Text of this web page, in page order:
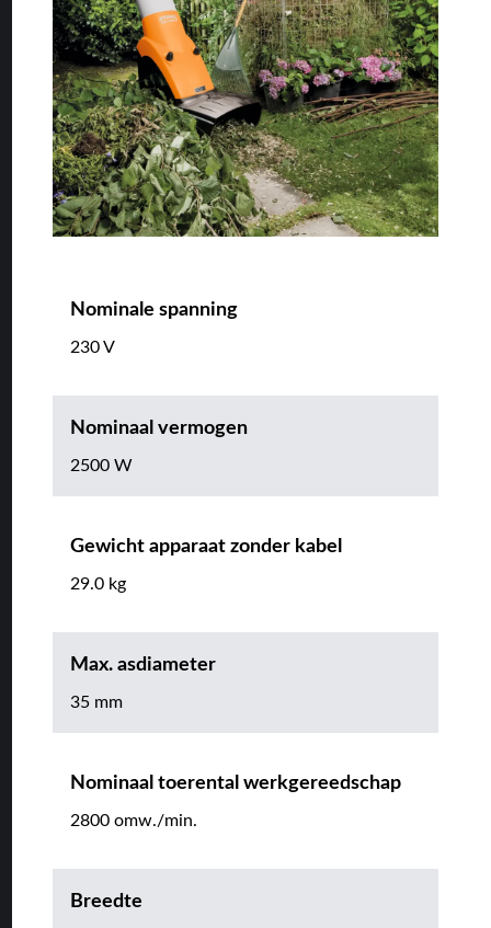
Nominale spanning
230 V
Nominaal vermogen
2500 W
Gewicht apparaat zonder kabel
29.0 kg
Max. asdiameter
35 mm
Nominaal toerental werkgereedschap
2800 omw./min.
Breedte